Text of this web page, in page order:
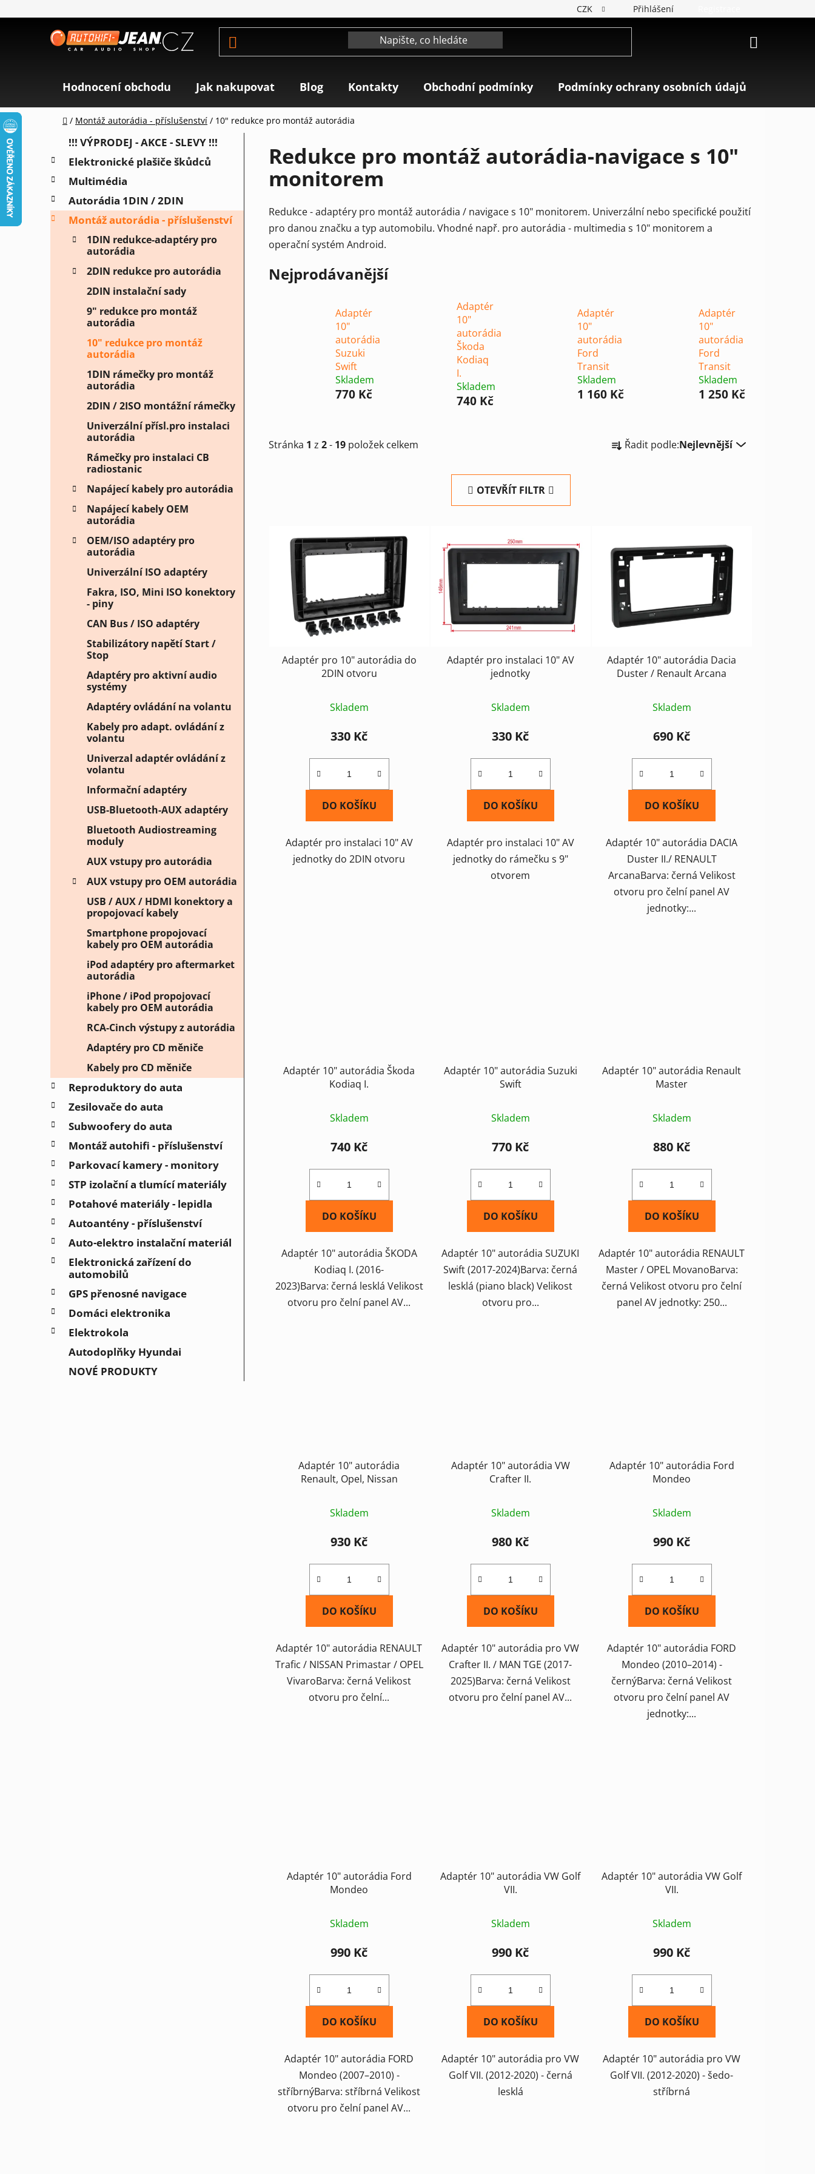
na
CZK Přihlášení
Hodnocení obchodu Jak nakupovat Blog Kontakty Obchodní podmínky Podmínky ochrany osobních údajů
Domů
/ Montáž autorádia - příslušenství / 10" redukce pro montáž autorádia
o
s
t
r
a
Přeskočit
t
e
g
o
r
!!! VÝPRODEJ - AKCE - SLEVY !!!
Elektronické plašiče škůdců
Multimédia
Autorádia 1DIN / 2DIN
Montáž autorádia - příslušenství
1DIN redukce-adaptéry pro
autorádia
2DIN redukce pro autorádia
2DIN instalační sady
9" redukce pro montáž
autorádia
10" redukce pro montáž
autorádia
1DIN rámečky pro montáž
autorádia
2DIN / 2ISO montážní rámečky
Univerzální přísl.pro instalaci
autorádia
Rámečky pro instalaci CB
radiostanic
Napájecí kabely pro autorádia
Napájecí kabely OEM
autorádia
OEM/ISO adaptéry pro
autorádia
Univerzální ISO adaptéry
Fakra, ISO, Mini ISO konektory
- piny
CAN Bus / ISO adaptéry
Stabilizátory napětí Start /
Stop
Adaptéry pro aktivní audio
systémy
Adaptéry ovládání na volantu
Kabely pro adapt. ovládání z
volantu
Univerzal adaptér ovládání z
volantu
Informační adaptéry
USB-Bluetooth-AUX adaptéry
Bluetooth Audiostreaming
moduly
AUX vstupy pro autorádia
AUX vstupy pro OEM autorádia
USB / AUX / HDMI konektory a
propojovací kabely
Smartphone propojovací
kabely pro OEM autorádia
iPod adaptéry pro aftermarket
autorádia
iPhone / iPod propojovací
kabely pro OEM autorádia
RCA-Cinch výstupy z autorádia
Adaptéry pro CD měniče
Kabely pro CD měniče
Reproduktory do auta
Zesilovače do auta
Subwoofery do auta
Montáž autohifi - příslušenství
Parkovací kamery - monitory
STP izolační a tlumící materiály
Potahové materiály - lepidla
Autoantény - příslušenství
Auto-elektro instalační materiál
Elektronická zařízení do
automobilů
GPS přenosné navigace
Domáci elektronika
Elektrokola
Autodoplňky Hyundai
NOVÉ PRODUKTY
Redukce pro montáž autorádia-navigace s 10"
monitorem
Redukce - adaptéry pro montáž autorádia / navigace s 10" monitorem. Univerzální nebo specifické použití
pro danou značku a typ automobilu. Vhodné např. pro autorádia - multimedia s 10" monitorem a
operační systém Android.
Nejprodávanější
Adaptér
10"
autorádia
Suzuki
Swift
Skladem
770 Kč
Adaptér
10"
autorádia
Škoda
Kodiaq
I.
Skladem
740 Kč
Adaptér
10"
autorádia
Ford
Transit
Skladem
1 160 Kč
Adaptér
10"
autorádia
Ford
Transit
Skladem
1 250 Kč
Stránka 1 z 2- 19 položek celkem a
r
o
d
u
k
t
Řadit podle:Nejlevnější
OTEVŘÍT FILTR
Adaptér pro 10" autorádia do
2DIN otvoru
Skladem
330 Kč
DO KOŠÍKU
Adaptér pro instalaci 10" AV
jednotky do 2DIN otvoru
Adaptér pro instalaci 10" AV
jednotky
Skladem
330 Kč
DO KOŠÍKU
Adaptér pro instalaci 10" AV
jednotky do rámečku s 9"
otvorem
Adaptér 10" autorádia Dacia
Duster / Renault Arcana
Skladem
690 Kč
DO KOŠÍKU
Adaptér 10" autorádia DACIA
Duster II./ RENAULT
ArcanaBarva: černá Velikost
otvoru pro čelní panel AV
jednotky:...
Adaptér 10" autorádia Škoda
Kodiaq I.
Skladem
740 Kč
DO KOŠÍKU
Adaptér 10" autorádia ŠKODA
Kodiaq I. (2016-
2023)Barva: černá lesklá Velikost
otvoru pro čelní panel AV...
Adaptér 10" autorádia Suzuki
Swift
Skladem
770 Kč
DO KOŠÍKU
Adaptér 10" autorádia SUZUKI
Swift (2017-2024)Barva: černá
lesklá (piano black) Velikost
otvoru pro...
Adaptér 10" autorádia Renault
Master
Skladem
880 Kč
DO KOŠÍKU
Adaptér 10" autorádia RENAULT
Master / OPEL MovanoBarva:
černá Velikost otvoru pro čelní
panel AV jednotky: 250...
Adaptér 10" autorádia
Renault, Opel, Nissan
Skladem
930 Kč
DO KOŠÍKU
Adaptér 10" autorádia RENAULT
Trafic / NISSAN Primastar / OPEL
VivaroBarva: černá Velikost
otvoru pro čelní...
Adaptér 10" autorádia VW
Crafter II.
Skladem
980 Kč
DO KOŠÍKU
Adaptér 10" autorádia pro VW
Crafter II. / MAN TGE (2017-
2025)Barva: černá Velikost
otvoru pro čelní panel AV...
Adaptér 10" autorádia Ford
Mondeo
Skladem
990 Kč
DO KOŠÍKU
Adaptér 10" autorádia FORD
Mondeo (2010–2014) -
černýBarva: černá Velikost
otvoru pro čelní panel AV
jednotky:...
Adaptér 10" autorádia Ford
Mondeo
Skladem
990 Kč
DO KOŠÍKU
Adaptér 10" autorádia FORD
Mondeo (2007–2010) -
stříbrnýBarva: stříbrná Velikost
otvoru pro čelní panel AV...
Adaptér 10" autorádia VW Golf
VII.
Skladem
990 Kč
DO KOŠÍKU
Adaptér 10" autorádia pro VW
Golf VII. (2012-2020) - černá
lesklá
Adaptér 10" autorádia VW Golf
VII.
Skladem
990 Kč
DO KOŠÍKU
Adaptér 10" autorádia pro VW
Golf VII. (2012-2020) - šedo-
stříbrná